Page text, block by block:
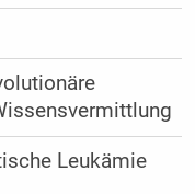
Leukämie